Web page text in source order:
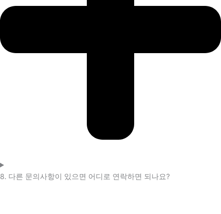
8. 다른 문의사항이 있으면 어디로 연락하면 되나요?